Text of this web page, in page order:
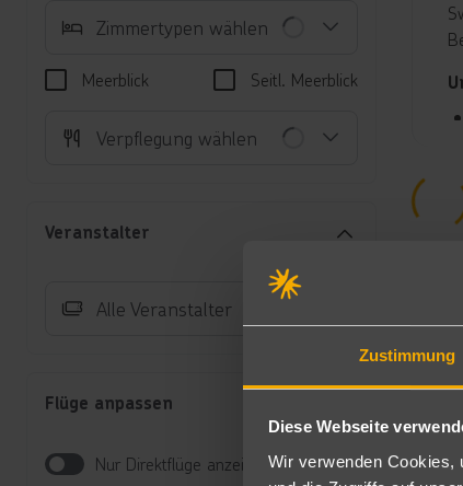
Zustimmung
Diese Webseite
Wir verwenden Cookies,
Zimmertypen wählen
Meerblick Seitl. Meerblick
Verpflegung wählen
Veranstalter
Alle Veranstalter
Flüge anpassen
Nur Direktflüge anzeigen